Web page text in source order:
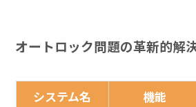
オートロック問題の革新的解
システム名 機能